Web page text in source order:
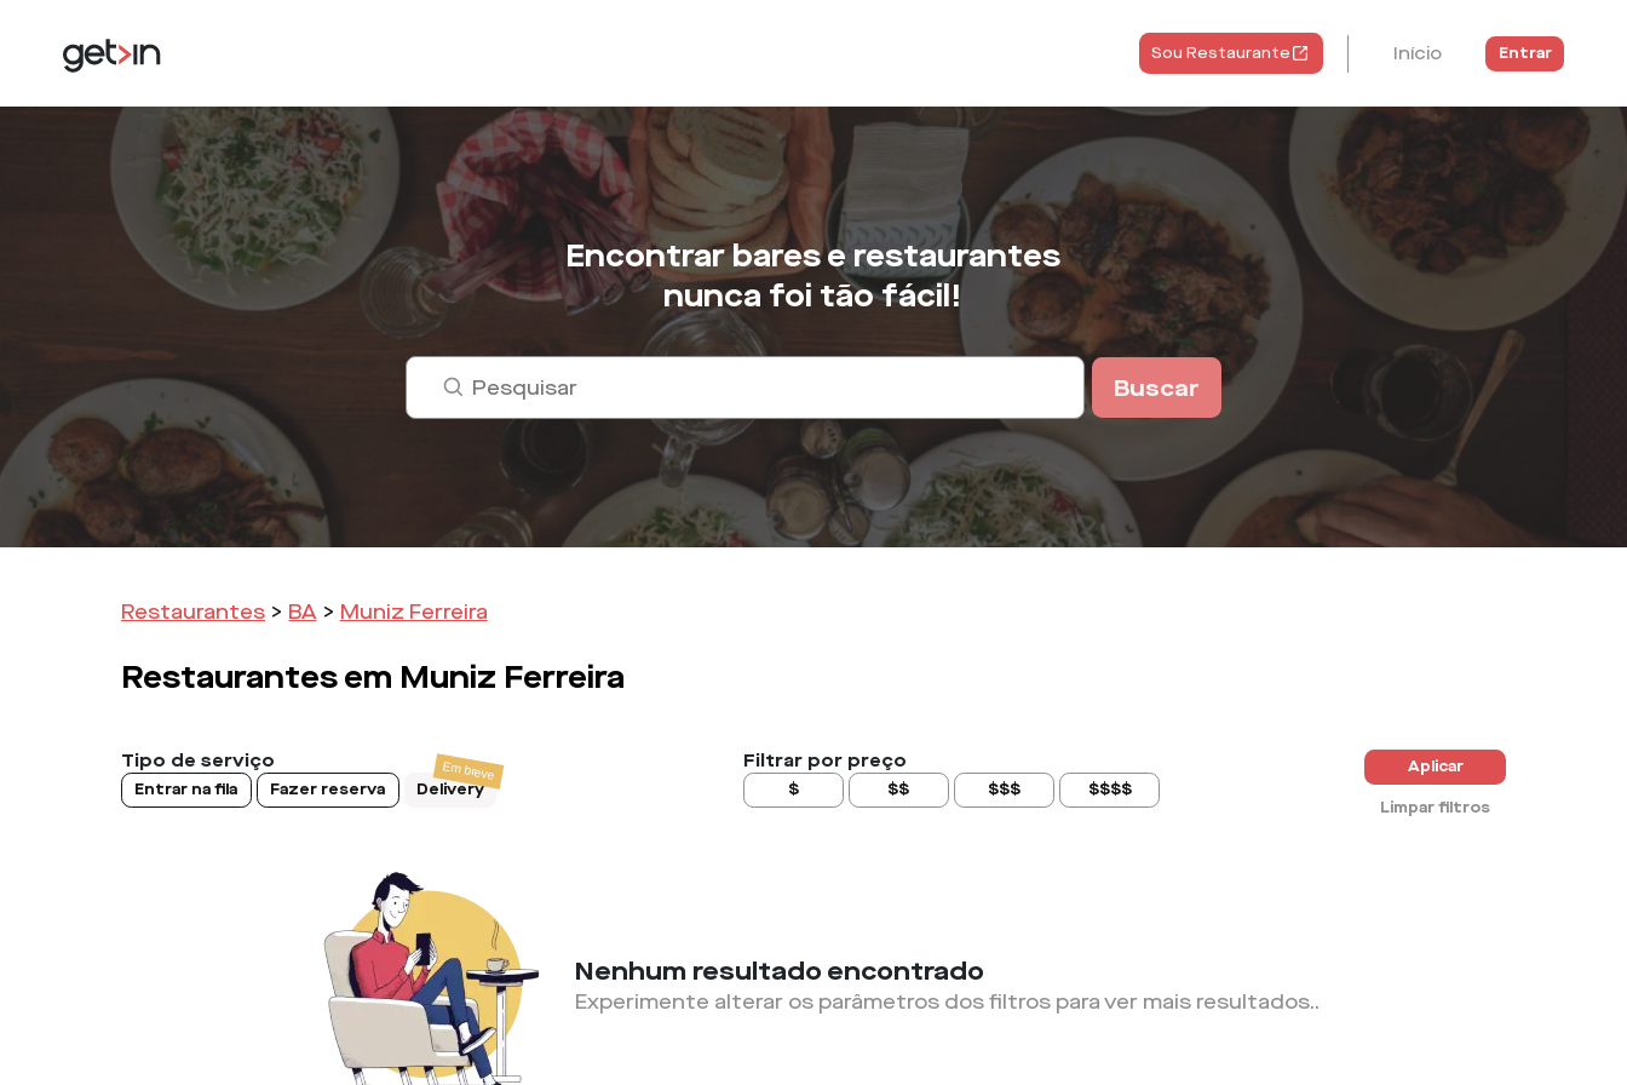
Sou Restaurante Início Entrar
Encontrar bares e restaurantes
nunca foi tão fácil!
Buscar
Restaurantes > BA > Muniz Ferreira
Restaurantes em Muniz Ferreira
Tipo de serviço
Entrar na fila Fazer reserva Delivery
Filtrar por preço
$ $$ $$$ $$$$
Aplicar
Limpar filtros
Nenhum resultado encontrado
Experimente alterar os parâmetros dos filtros para ver mais resultados..